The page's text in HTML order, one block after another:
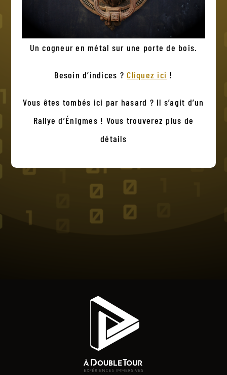
Un cogneur en métal sur une porte de bois.
Besoin d’indices ?Cliquez ici !
Vous êtes tombés ici par hasard ? Il s’agit d’un
Rallye d’Énigmes ! Vous trouverez plus de
détails